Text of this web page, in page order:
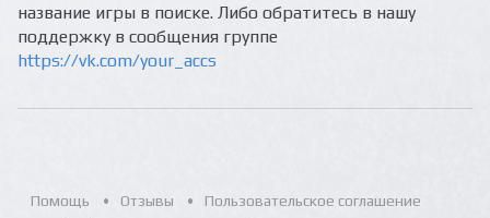
название игры в поиске. Либо обратитесь в нашу
поддержку в сообщения группе
https://vk.com/your_accs
Помощь Отзывы
Пользовательское соглашение